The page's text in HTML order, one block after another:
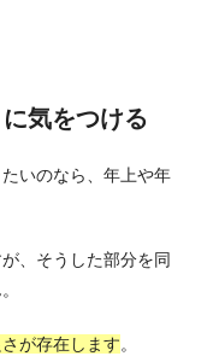
気をつける
いのなら、年上や年
、そうした部分を同
が存在します。